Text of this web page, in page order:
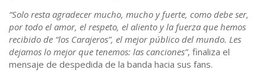
“Solo resta agradecer mucho, mucho y fuerte, como debe ser,
por todo el amor, el respeto, el aliento y la fuerza que hemos
recibido de “los Carajeros”, el mejor público del mundo. Les
dejamos lo mejor que tenemos: las canciones”, finaliza el
mensaje de despedida de la banda hacia sus fans.